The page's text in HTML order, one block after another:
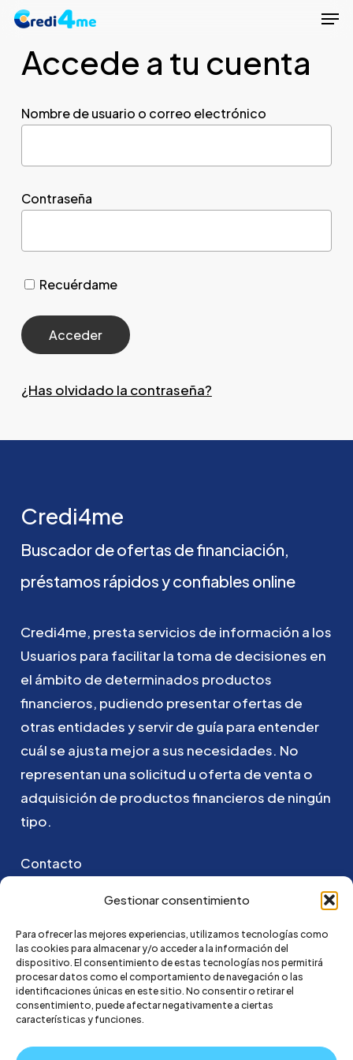
Gestionar consentimiento
Para ofrecer las mejores experiencias, utilizamos tecnologías como
las cookies para almacenar y/o acceder a la información del
dispositivo. El consentimiento de estas tecnologías nos permitirá
procesar datos como el comportamiento de navegación o las
identificaciones únicas en este sitio. No consentir o retirar el
consentimiento, puede afectar negativamente a ciertas
características y funciones.
Skip
mainAccede a tu cuenta
Nombre de usuario o correo electrónico
Contraseña
Recuérdame
¿Has olvidado la contraseña?
Credi4me
Buscadordeofertas definanciación,
préstamos rápidosyconfiables online
Credi4me, prestaservicios de información a los
Usuarios para facilitarla toma de decisiones en
el ámbito de determinados productos
financieros, pudiendo presentarofertas de
otras entidadesyservirde guía para entender
cuálse ajusta mejorasus necesidades. No
representan unasolicitud u oferta deventa o
adquisición de productosfinancieros de ningún
tipo.
Contacto
Puedes ponerte en contacto con nosotros
hola@credi4me.com